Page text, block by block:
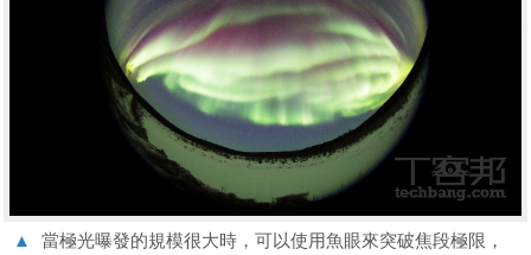
▲
當極光曝發的規模很大時，可以使用魚眼來突破焦段極限，